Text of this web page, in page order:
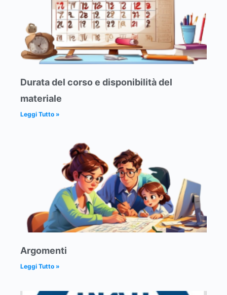
Durata del corso e disponibilità del
materiale
Leggi Tutto »
Argomenti
Leggi Tutto »